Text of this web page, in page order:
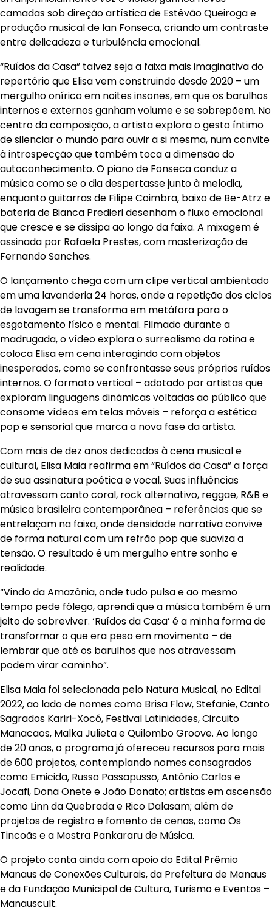
camadas sob direção artística de Estêvão Queiroga e
produção musical de Ian Fonseca, criando um contraste
entre delicadeza e turbulência emocional.
“Ruídos da Casa” talvez seja a faixa mais imaginativa do
repertório que Elisa vem construindo desde 2020 – um
mergulho onírico em noites insones, em que os barulhos
internos e externos ganham volume e se sobrepõem. No
centro da composição, a artista explora o gesto íntimo
de silenciar o mundo para ouvir a si mesma, num convite
à introspecção que também toca a dimensão do
autoconhecimento. O piano de Fonseca conduz a
música como se o dia despertasse junto à melodia,
enquanto guitarras de Filipe Coimbra, baixo de Be-Atrz e
bateria de Bianca Predieri desenham o fluxo emocional
que cresce e se dissipa ao longo da faixa. A mixagem é
assinada por Rafaela Prestes, com masterização de
Fernando Sanches.
O lançamento chega com um clipe vertical ambientado
em uma lavanderia 24 horas, onde a repetição dos ciclos
de lavagem se transforma em metáfora para o
esgotamento físico e mental. Filmado durante a
madrugada, o vídeo explora o surrealismo da rotina e
coloca Elisa em cena interagindo com objetos
inesperados, como se confrontasse seus próprios ruídos
internos. O formato vertical – adotado por artistas que
exploram linguagens dinâmicas voltadas ao público que
consome vídeos em telas móveis – reforça a estética
pop e sensorial que marca a nova fase da artista.
Com mais de dez anos dedicados à cena musical e
cultural, Elisa Maia reafirma em “Ruídos da Casa” a força
de sua assinatura poética e vocal. Suas influências
atravessam canto coral, rock alternativo, reggae, R&B e
música brasileira contemporânea – referências que se
entrelaçam na faixa, onde densidade narrativa convive
de forma natural com um refrão pop que suaviza a
tensão. O resultado é um mergulho entre sonho e
realidade.
“Vindo da Amazônia, onde tudo pulsa e ao mesmo
tempo pede fôlego, aprendi que a música também é um
jeito de sobreviver. ‘Ruídos da Casa’ é a minha forma de
transformar o que era peso em movimento – de
lembrar que até os barulhos que nos atravessam
podem virar caminho”.
Elisa Maia foi selecionada pelo Natura Musical, no Edital
2022, ao lado de nomes como Brisa Flow, Stefanie, Canto
Sagrados Kariri-Xocó, Festival Latinidades, Circuito
Manacaos, Malka Julieta e Quilombo Groove. Ao longo
de 20 anos, o programa já ofereceu recursos para mais
de 600 projetos, contemplando nomes consagrados
como Emicida, Russo Passapusso, Antônio Carlos e
Jocafi, Dona Onete e João Donato; artistas em ascensão
como Linn da Quebrada e Rico Dalasam; além de
projetos de registro e fomento de cenas, como Os
Tincoãs e a Mostra Pankararu de Música.
O projeto conta ainda com apoio do Edital Prêmio
Manaus de Conexões Culturais, da Prefeitura de Manaus
e da Fundação Municipal de Cultura, Turismo e Eventos –
Manauscult.